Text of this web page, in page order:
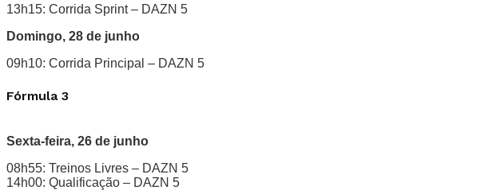
13h15: Corrida Sprint – DAZN 5
Domingo, 28 de junho
09h10: Corrida Principal – DAZN 5
Fórmula 3
Sexta-feira, 26 de junho
08h55: Treinos Livres – DAZN 5
14h00: Qualificação – DAZN 5